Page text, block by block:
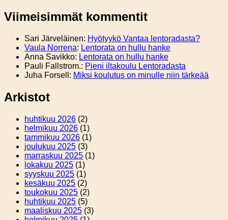
Viimeisimmät kommentit
Sari Järveläinen: Hyötyykö Vantaa lentoradasta?
Vaula Norrena: Lentorata on hullu hanke
Anna Savikko: Lentorata on hullu hanke
Pauli Fallstrom.: Pieni iltakoulu Lentoradasta
Juha Forsell : Miksi koulutus on minulle niin tärkeää
Arkistot
huhtikuu 2026 (2)
helmikuu 2026 (1)
tammikuu 2026 (1)
joulukuu 2025 (3)
marraskuu 2025 (1)
lokakuu 2025 (1)
syyskuu 2025 (1)
kesäkuu 2025 (2)
toukokuu 2025 (2)
huhtikuu 2025 (5)
maaliskuu 2025 (3)